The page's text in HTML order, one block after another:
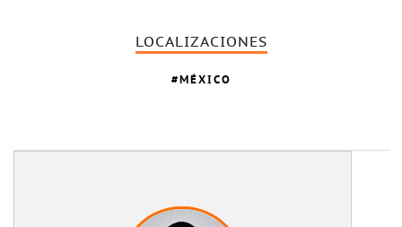
LOCALIZACIONES
MÉXICO